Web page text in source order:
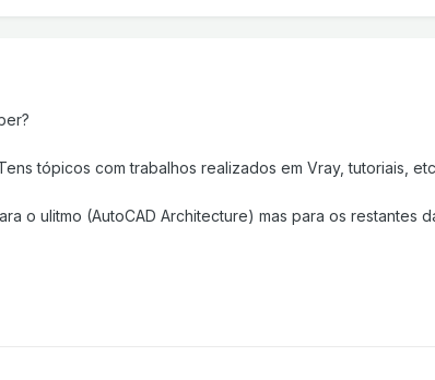
tópicos com trabalhos realizados em Vray, tutoriais,
o ulitmo (AutoCAD Architecture) mas para os restantes